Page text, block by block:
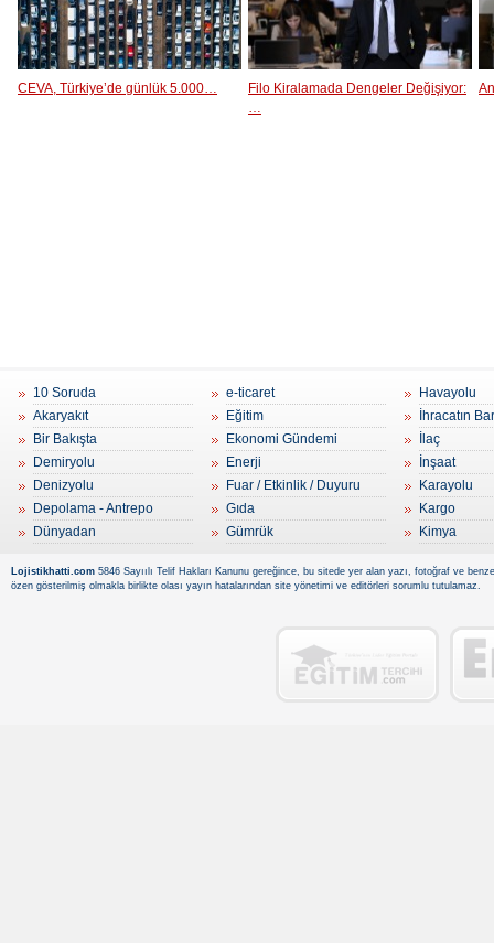
CEVA, Türkiye’de günlük 5.000…
Filo Kiralamada Dengeler Değişiyor:
…
10 Soruda
Akaryakıt
Bir Bakışta
Demiryolu
Denizyolu
Depolama - Antrepo
Dünyadan
e-ticaret
Eğitim
Ekonomi Gündemi
Enerji
Fuar / Etkinlik / Duyuru
Gıda
Gümrük
Havayolu
İhracatın
İlaç
İnşaat
Karayolu
Kargo
Kimya
Lojistikhatti.com 5846 Sayıılı Telif Hakları Kanunu gereğince, bu sitede yer alan yazı, fotoğraf ve
özen gösterilmiş olmakla birlikte olası yayın hatalarından site yönetimi ve editörleri sorumlu tutulamaz.